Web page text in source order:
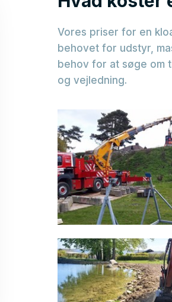
​Vores priser for en
behovet for udstyr,
behov for at søge om
og vejledning.